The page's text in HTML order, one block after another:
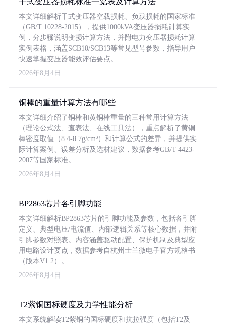
本文详细解析干式变压器空载损耗、负载损耗的国家标准
（GB/T 10228-2015），提供1000kVA变压器损耗计算实
例，分步骤说明变损计算方法，并附电力变压器损耗计算
实例表格，涵盖SCB10/SCB13等常见型号参数，指导用户
快速掌握变压器能效评估要点。
2026年8月4日
铜棒的重量计算方法有哪些
本文详细介绍了铜棒和黄铜棒重量的三种常用计算方法
（理论公式法、查表法、在线工具法），重点解析了黄铜
棒密度取值（8.4-8.7g/cm³）和计算公式的差异，并提供实
际计算案例、误差分析及选材建议，数据参考GB/T 4423-
2007等国家标准。
2026年8月4日
BP2863芯片各引脚功能
本文详细解析BP2863芯片的引脚功能及参数，包括各引脚
定义、典型电压/电流值、内部逻辑关系等核心数据，并附
引脚参数对照表。内容涵盖驱动配置、保护机制及典型应
用电路设计要点，数据参考自杭州士兰微电子官方规格书
（版本V1.2）。
2026年8月4日
T2紫铜国标硬度及力学性能分析
本文系统解读T2紫铜的国标硬度和抗拉强度（包括T2及